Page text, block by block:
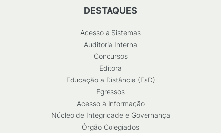
DESTAQUES
Acesso a Sistemas
Auditoria Interna
Concursos
Editora
Educação a Distância (EaD)
Egressos
Acesso à Informação
Núcleo de Integridade e Governança
Órgão Colegiados